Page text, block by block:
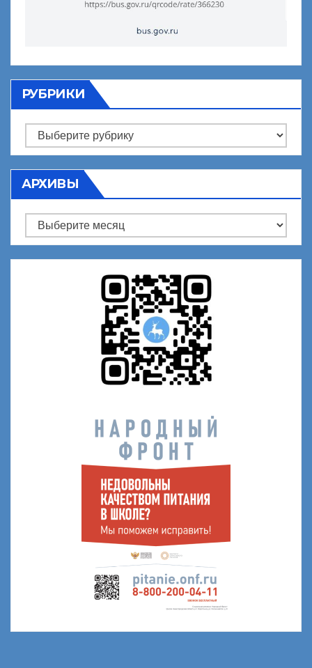
РУБРИКИ
Рубрики
АРХИВЫ
Архивы